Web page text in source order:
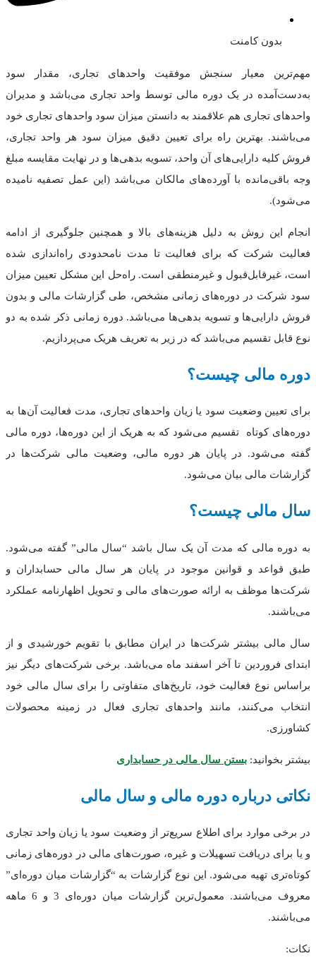
بدون کامنت
مهم‌ترین معیار سنجش موفقیت واحدهای تجاری، مقدار سود
به‌دست‌آمده در یک دوره مالی توسط واحد تجاری می‌باشد و مدیران
واحدهای تجاری هم علاقمند به دانستن میزان سود واحدهای تجاری خود
می‌باشند. بهترین راه برای تعیین دقیق میزان سود هر واحد تجاری،
فروش کلیه دارایی‌های آن واحد، تسویه بدهی‌ها و در نهایت مقایسه مبلغ
وجه باقی‌مانده با آورده‌های مالکان می‌باشد (این عمل تصفیه نامیده
می‌شود).
انجام این روش به دلیل هزینه‌های بالا و همچنین جلوگیری از ادامه
فعالیت شرکت که برای فعالیت تا مدت نامحدودی راه‌اندازی شده
است، غیرقابل‌قبول و غیرمنطقی است. راه‌حل این مشکل تعیین میزان
سود شرکت در دوره‌های زمانی مشخص، طی گزارشات مالی و بدون
فروش دارایی‌ها و تسویه بدهی‌ها می‌باشد. دوره زمانی ذکر شده به دو
نوع قابل تقسیم می‌باشد که در زیر به تعریف هریک می‌پردازیم.
دوره مالی چیست؟
برای تعیین وضعیت سود یا زیان واحدهای تجاری، مدت فعالیت آن‌ها به
دوره‌های کوتاه تقسیم می‌شود که به هریک از این دوره‌ها، دوره مالی
گفته می‌شود. در پایان هر دوره مالی، وضعیت مالی شرکت‌ها در
گزارشات مالی بیان می‌شود.
سال مالی چیست؟
به دوره مالی که مدت آن یک سال باشد “سال مالی” گفته می‌شود.
طبق قواعد و قوانین موجود در پایان هر سال مالی حسابداران و
شرکت‌ها موظف به ارائه صورت‌های مالی و تحویل اظهارنامه عملکرد
می‌باشند.
سال مالی بیشتر شرکت‌ها در ایران مطابق با تقویم خورشیدی و از
ابتدای فروردین تا آخر اسفند ماه می‌باشد. برخی شرکت‌های دیگر نیز
براساس نوع فعالیت خود، تاریخ‌های متفاوتی را برای سال مالی خود
انتخاب می‌کنند، مانند واحد‌های تجاری فعال در زمینه محصولات
کشاورزی.
بیشتر بخوانید: بستن سال مالی در حسابداری
نکاتی درباره دوره مالی و سال مالی
در برخی موارد برای اطلاع سریع‌تر از وضعیت سود یا زیان واحد تجاری
و یا برای دریافت تسهیلات و غیره، صورت‌های مالی در دوره‌های زمانی
کوتاه‌تری تهیه می‌شود. این نوع گزارشات به “گزارشات میان دوره‌ای”
معروف می‌باشند. معمول‌ترین گزارشات میان دوره‌ای 3 و 6 ماهه
می‌باشند.
نکات: